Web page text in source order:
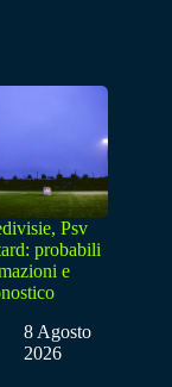
Psv
probabili
e
8 Agosto
2026